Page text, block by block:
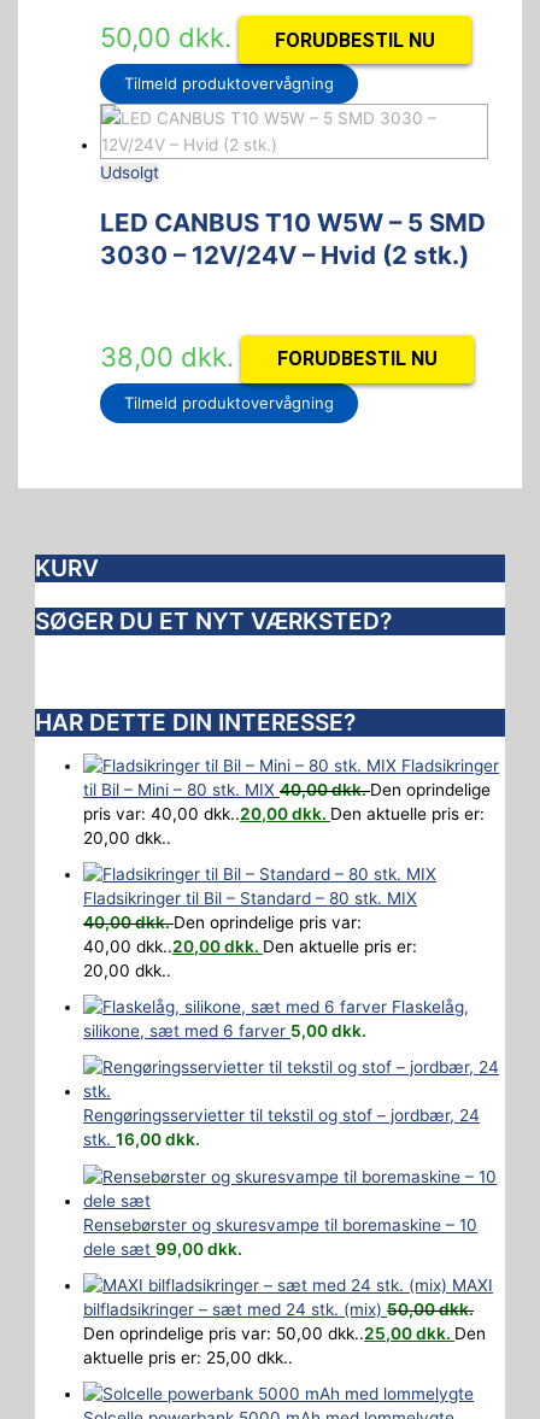
50,00 dkk. FORUDBESTIL NU
Tilmeld produktovervågning
Udsolgt
LED CANBUS T10 W5W – 5 SMD
3030 – 12V/24V – Hvid (2 stk.)
38,00 dkk. FORUDBESTIL NU
Tilmeld produktovervågning
KURV
SØGER DU ET NYT VÆRKSTED?
HAR DETTE DIN INTERESSE?
Fladsikringer
til Bil – Mini – 80 stk. MIX 40,00dkk.Den oprindelige
pris var: 40,00 dkk..20,00dkk. Den aktuelle pris er:
20,00 dkk..
Fladsikringer til Bil – Standard – 80 stk. MIX
40,00dkk.Den oprindelige pris var:
40,00 dkk..20,00dkk. Den aktuelle pris er:
20,00 dkk..
Flaskelåg,
silikone, sæt med 6 farver 5,00dkk.
Rengøringsservietter til tekstil og stof – jordbær, 24
stk. 16,00dkk.
Rensebørster og skuresvampe til boremaskine – 10
dele sæt 99,00dkk.
MAXI
bilfladsikringer – sæt med 24 stk. (mix) 50,00dkk.
Den oprindelige pris var: 50,00 dkk..25,00dkk. Den
aktuelle pris er: 25,00 dkk..